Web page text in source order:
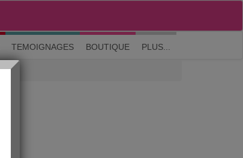
M'inscrire| Me connecter| ? Visite guidée
TEMOIGNAGES BOUTIQUE PLUS...